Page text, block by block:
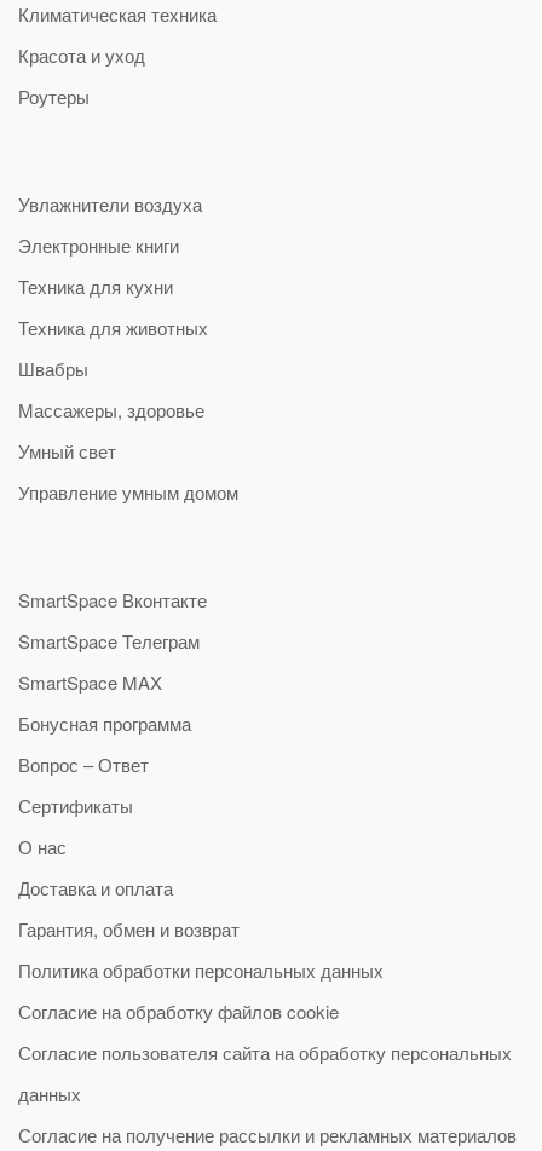
Климатическая техника
Красота и уход
Роутеры
Увлажнители воздуха
Электронные книги
Техника для кухни
Техника для животных
Швабры
Массажеры, здоровье
Умный свет
Управление умным домом
SmartSpace Вконтакте
SmartSpace Телеграм
SmartSpace MAX
Бонусная программа
Вопрос – Ответ
Сертификаты
О нас
Доставка и оплата
Гарантия, обмен и возврат
Политика обработки персональных данных
Согласие на обработку файлов cookie
Согласие пользователя сайта на обработку персональных
данных
Согласие на получение рассылки и рекламных материалов